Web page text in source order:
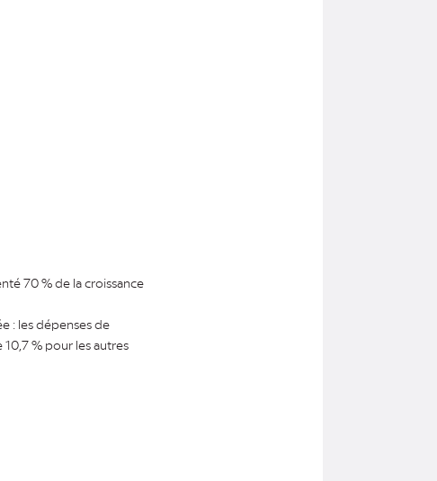
70 % de la croissance
: les dépenses de
% pour les autres